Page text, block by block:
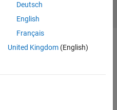
Deutsch
English
Français
United Kingdom(English)